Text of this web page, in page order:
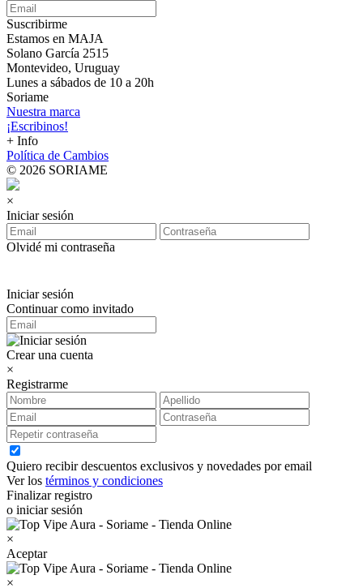
Suscribirme
Estamos en MAJA
Solano García 2515
Montevideo, Uruguay
Lunes a sábados de 10 a 20h
Soriame
Nuestra marca
¡Escribinos!
+ Info
Política de Cambios
© 2026 SORIAME
×
Iniciar sesión
Olvidé mi contraseña
Iniciar sesión
Continuar como invitado
Crear una cuenta
×
Registrarme
Quiero recibir descuentos exclusivos y novedades por email
Ver los términos y condiciones
Finalizar registro
o iniciar sesión
×
Aceptar
×